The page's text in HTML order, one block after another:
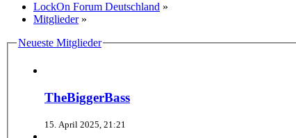
LockOn Forum Deutschland »
Mitglieder »
Neueste Mitglieder
TheBiggerBass
15. April 2025, 21:21